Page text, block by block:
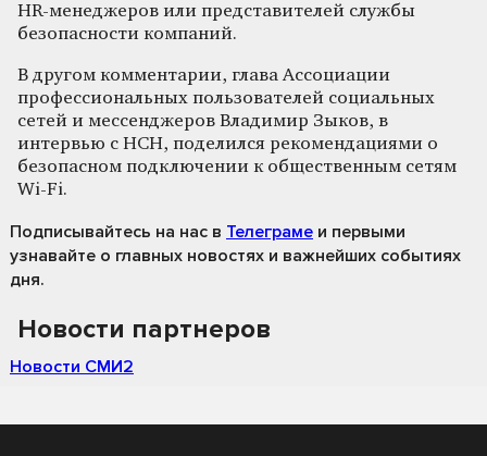
HR-менеджеров или представителей службы
безопасности компаний.
В другом комментарии, глава Ассоциации
профессиональных пользователей социальных
сетей и мессенджеров Владимир Зыков, в
интервью с НСН, поделился рекомендациями о
безопасном подключении к общественным сетям
Wi-Fi.
Подписывайтесь на нас в Телеграме и первыми
узнавайте о главных новостях и важнейших событиях
дня.
Новости партнеров
Новости СМИ2